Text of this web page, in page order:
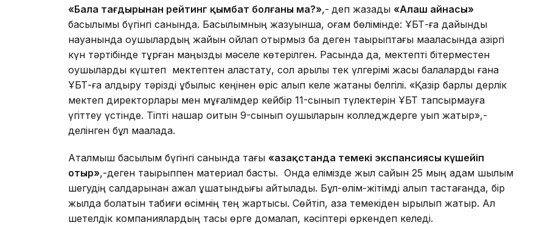
«Бала тағдырынан рейтинг қымбат болғаны ма?»,- деп жазады «Алаш айнасы»
басылымы бүгінгі санында. Басылымның жазуынша, қоғам бөлімінде: ҰБТ-ға дайындық
науқанында оқушылардың жайын ойлап отырмыз ба деген тақырыптағы мақаласында қазіргі
күн тәртібінде тұрған маңызды мәселе көтерілген. Расында да, мектепті бітерместен
оқушыларды күштеп мектептен аластату, сол арқылы тек үлгерімі жақсы балаларды ғана
ҰБТ-ға қалдыру тәрізді құбылыс кеңінен өріс алып келе жатқаны белгілі. «Қазір барлық дерлік
мектеп директорлары мен мұғалімдер кейбір 11-сынып түлектерін ҰБТ тапсырмауға
үгіттеу үстінде. Тіпті нашар оқитын 9-сынып оқушыларын колледждерге қуып жатыр»,-
делінген бұл мақалада.
Аталмыш басылым бүгінгі санында тағы «Қазақстанда темекі экспансиясы күшейіп
отыр»,-деген тақырыппен материал басты. Онда елімізде жыл сайын 25 мың адам шылым
шегудің салдарынан ажал құшатындығы айтылады. Бұл-өлім-жітімді алып тастағанда, бір
жылда болатын табиғи өсімнің тең жартысы. Сөйтіп, қазақ темекіден қырылып жатыр. Ал
шетелдік компаниялардың тасы өрге домалап, кәсіптері өркендеп келеді.